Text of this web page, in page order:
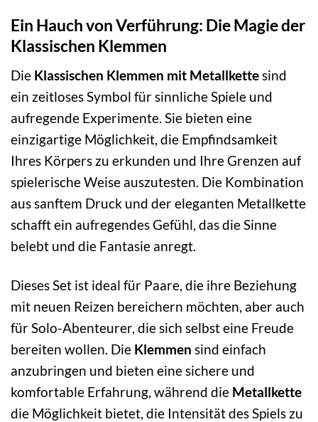
Ein Hauch von Verführung: Die Magie der
Klassischen Klemmen
Die Klassischen Klemmen mit Metallkettesind
ein zeitloses Symbol für sinnliche Spiele und
aufregende Experimente. Sie bieten eine
einzigartige Möglichkeit, die Empfindsamkeit
Ihres Körpers zu erkunden und Ihre Grenzen auf
spielerische Weise auszutesten. Die Kombination
aus sanftem Druck und der eleganten Metallkette
schafft ein aufregendes Gefühl, das die Sinne
belebt und die Fantasie anregt.
Dieses Set ist ideal für Paare, die ihre Beziehung
mit neuen Reizen bereichern möchten, aber auch
für Solo-Abenteurer, die sich selbst eine Freude
bereiten wollen. Die Klemmen sind einfach
anzubringen und bieten eine sichere und
komfortable Erfahrung, während die Metallkette
die Möglichkeit bietet, die Intensität des Spiels zu